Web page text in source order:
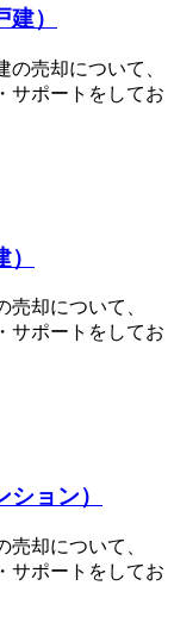
）
売却について、
サポートをしてお
却について、
サポートをしてお
ョン）
却について、
サポートをしてお